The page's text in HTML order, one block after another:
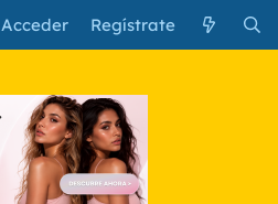
Acceder Regístrate